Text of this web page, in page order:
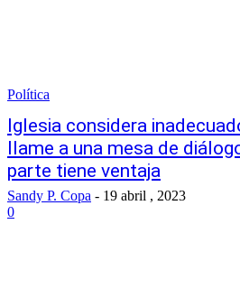
Política
Iglesia considera
llame a una mesa de
parte tiene ventaja
Sandy P. Copa - 19 abril , 2023
0